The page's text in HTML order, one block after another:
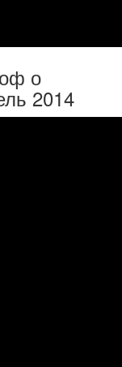
о
2014